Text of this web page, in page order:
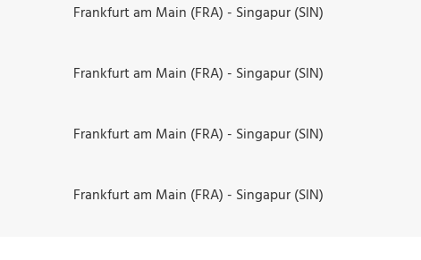
Frankfurt am Main (FRA) - Singapur (SIN)
Frankfurt am Main (FRA) - Singapur (SIN)
Frankfurt am Main (FRA) - Singapur (SIN)
Frankfurt am Main (FRA) - Singapur (SIN)